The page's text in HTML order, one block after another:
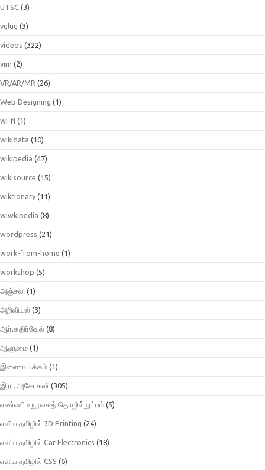
UTSC (3)
vglug (3)
videos (322)
vim (2)
VR/AR/MR (26)
Web Designing (1)
wi-fi (1)
wikidata (10)
wikipedia (47)
wikisource (15)
wiktionary (11)
wiwkipedia (8)
wordpress (21)
work-from-home (1)
workshop (5)
அஞ்சலி (1)
அறிவியல் (3)
ஆர்.கதிர்வேல் (8)
ஆளுமை (1)
இணையபக்கம் (1)
இரா. அசோகன் (305)
எண்ணிம நூலகத் தொழில்நுட்பம் (5)
எளிய தமிழில் 3D Printing (24)
எளிய தமிழில் Car Electronics (18)
எளிய தமிழில் CSS (6)